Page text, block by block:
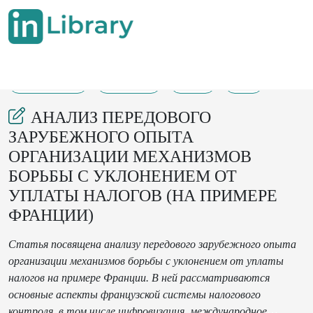
АНАЛИЗ ПЕРЕДОВОГО
ЗАРУБЕЖНОГО ОПЫТА
ОРГАНИЗАЦИИ МЕХАНИЗМОВ
БОРЬБЫ С УКЛОНЕНИЕМ ОТ
УПЛАТЫ НАЛОГОВ (НА ПРИМЕРЕ
ФРАНЦИИ)
Статья посвящена анализу передового зарубежного опыта
организации механизмов борьбы с уклонением от уплаты
налогов на примере Франции. В ней рассматриваются
основные аспекты французской системы налогового